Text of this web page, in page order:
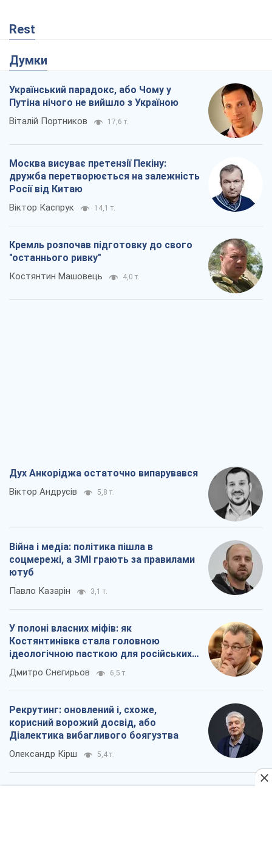
Rest
Думки
Український парадокс, або Чому у
Путіна нічого не вийшло з Україною
Віталій Портников 17,6 т.
Москва висуває претензії Пекіну:
дружба перетворюється на залежність
Росії від Китаю
Віктор Каспрук 14,1 т.
Кремль розпочав підготовку до свого
"останнього ривку"
Костянтин Машовець 4,0 т.
Дух Анкоріджа остаточно випарувався
Віктор Андрусів 5,8 т.
Війна і медіа: політика пішла в
соцмережі, а ЗМІ грають за правилами
ютуб
Павло Казарін 3,1 т.
У полоні власних міфів: як
Костянтинівка стала головною
ідеологічною пасткою для російських
окупантів
Дмитро Снєгирьов 6,5 т.
Рекрутинг: оновлений і, схоже,
корисний ворожий досвід, або
Діалектика вибагливого боягузтва
Олександр Кірш 5,4 т.